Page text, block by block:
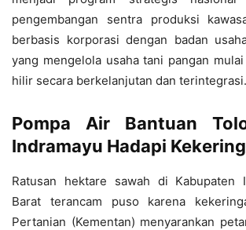
pengembangan sentra produksi
berbasis korporasi dengan badan
yang mengelola usaha tani pangan
hilir secara berkelanjutan dan terintegrasi.
Pompa Air Bantuan
Indramayu Hadapi
Ratusan hektare sawah di Kabupaten
Barat terancam puso karena
Pertanian (Kementan) menyarankan